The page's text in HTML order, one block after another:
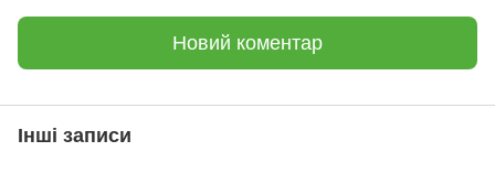
Новий коментар
Інші записи